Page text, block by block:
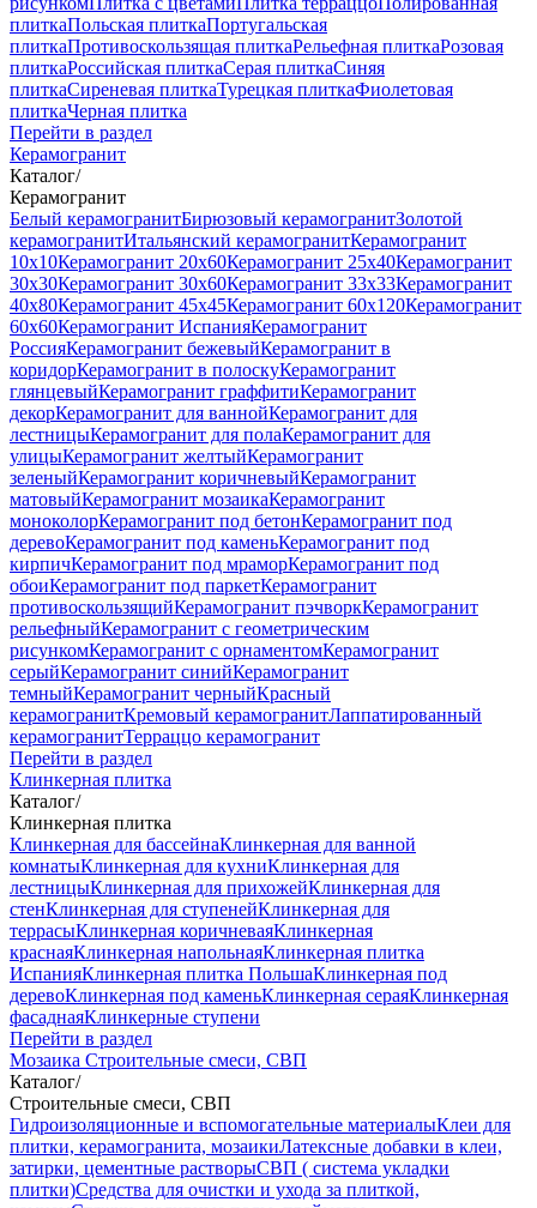
плиткаПольская плиткаПортугальская
плиткаПротивоскользящая плиткаРельефная плиткаРозовая
плиткаРоссийская плиткаСерая плиткаСиняя
плиткаСиреневая плиткаТурецкая плиткаФиолетовая
плиткаЧерная плитка
Перейти в раздел
Керамогранит
Каталог/
Керамогранит
Белый керамогранитБирюзовый керамогранитЗолотой
керамогранитИтальянский керамогранитКерамогранит
10x10Керамогранит 20x60Керамогранит 25x40Керамогранит
30x30Керамогранит 30x60Керамогранит 33x33Керамогранит
40x80Керамогранит 45x45Керамогранит 60x120Керамогранит
60x60Керамогранит ИспанияКерамогранит
РоссияКерамогранит бежевыйКерамогранит в
коридорКерамогранит в полоскуКерамогранит
глянцевыйКерамогранит граффитиКерамогранит
декорКерамогранит для ваннойКерамогранит для
лестницыКерамогранит для полаКерамогранит для
улицыКерамогранит желтыйКерамогранит
зеленыйКерамогранит коричневыйКерамогранит
матовыйКерамогранит мозаикаКерамогранит
моноколорКерамогранит под бетонКерамогранит под
деревоКерамогранит под каменьКерамогранит под
кирпичКерамогранит под мраморКерамогранит под
обоиКерамогранит под паркетКерамогранит
противоскользящийКерамогранит пэчворкКерамогранит
рельефныйКерамогранит с геометрическим
рисункомКерамогранит с орнаментомКерамогранит
серыйКерамогранит синийКерамогранит
темныйКерамогранит черныйКрасный
керамогранитКремовый керамогранитЛаппатированный
керамогранитТерраццо керамогранит
Перейти в раздел
Клинкерная плитка
Каталог/
Клинкерная плитка
Клинкерная для бассейнаКлинкерная для ванной
комнатыКлинкерная для кухниКлинкерная для
лестницыКлинкерная для прихожейКлинкерная для
стенКлинкерная для ступенейКлинкерная для
террасыКлинкерная коричневаяКлинкерная
краснаяКлинкерная напольнаяКлинкерная плитка
ИспанияКлинкерная плитка ПольшаКлинкерная под
деревоКлинкерная под каменьКлинкерная сераяКлинкерная
фасаднаяКлинкерные ступени
Перейти в раздел
Мозаика Строительные смеси, СВП
Каталог/
Строительные смеси, СВП
Гидроизоляционные и вспомогательные материалыКлеи для
плитки, керамогранита, мозаикиЛатексные добавки в клеи,
затирки, цементные растворыСВП ( система укладки
плитки)Средства для очистки и ухода за плиткой,